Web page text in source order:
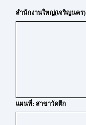
สำนักงานใหญ่(เจริญนคร)
แผนที่: สาขาวัดตึก